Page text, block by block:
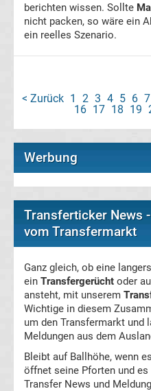
DEL
Sportarten
Football
Leichtathletik
Olympiade
Pferdesport
Tennis
Tischtennis
berichten wissen. Sollte
nicht packen, so wäre ein
ein reelles Szenario.
< Zurück 1 2 3 4 5 6 7
16 17 18 19
Werbung
Transferticker News
vom Transfermarkt
Ganz gleich, ob eine
ein Transfergerücht oder
ansteht, mit unserem
Wichtige in diesem
um den Transfermarkt und
Meldungen aus dem
Bleibt auf Ballhöhe, wenn
öffnet seine Pforten und
Transfer News und